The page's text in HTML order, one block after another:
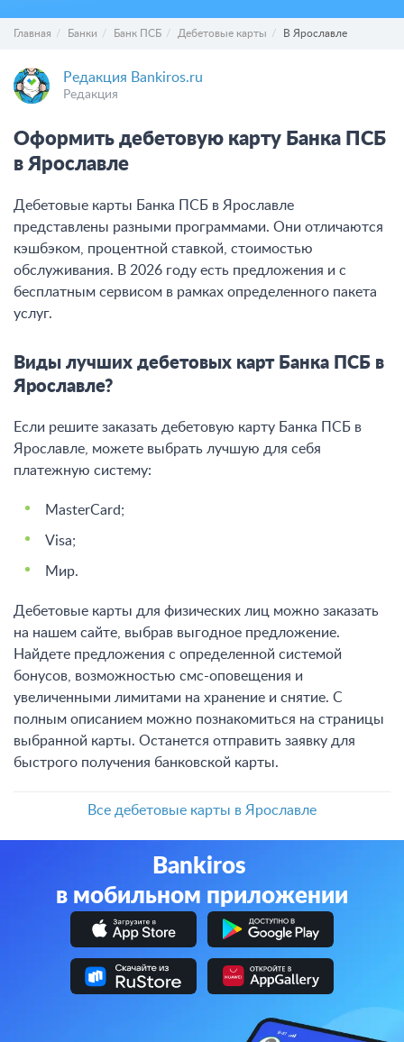
Главная Банки Банк ПСБ Дебетовые карты В Ярославле
Редакция Bankiros.ru
Редакция
Оформить дебетовую карту Банка ПСБ
в Ярославле
Дебетовые карты Банка ПСБ в Ярославле
представлены разными программами. Они отличаются
кэшбэком, процентной ставкой, стоимостью
обслуживания. В 2026 году есть предложения и с
бесплатным сервисом в рамках определенного пакета
услуг.
Виды лучших дебетовых карт Банка ПСБ в
Ярославле?
Если решите заказать дебетовую карту Банка ПСБ в
Ярославле, можете выбрать лучшую для себя
платежную систему:
MasterCard;
Visa;
Мир.
Дебетовые карты для физических лиц можно заказать
на нашем сайте, выбрав выгодное предложение.
Найдете предложения с определенной системой
бонусов, возможностью смс-оповещения и
увеличенными лимитами на хранение и снятие. С
полным описанием можно познакомиться на страницы
выбранной карты. Останется отправить заявку для
быстрого получения банковской карты.
Все дебетовые карты в Ярославле
Bankiros
в мобильном приложении